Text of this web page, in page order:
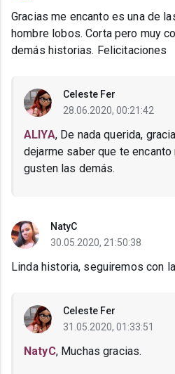
Gracias me encanto es una de
hombre lobos. Corta pero muy
demás historias. Felicitaciones
Celeste Fer
28.06.2020, 00:21:42
ALIYA, De nada querida,
dejarme saber que te
gusten las demás.
NatyC
30.05.2020, 21:50:38
Linda historia, seguiremos
Celeste Fer
31.05.2020, 01:33:51
NatyC, Muchas gracias.